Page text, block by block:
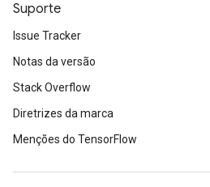
Suporte
Issue Tracker
Notas da versão
Stack Overflow
Diretrizes da marca
Menções do TensorFlow